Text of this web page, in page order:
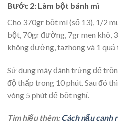
Bước 2: Làm bột bánh mì
Cho 370gr bột mì (số 13), 1/2
bột, 70gr đường, 7gr men khô,
không đường, tazhong và 1 quả
Sử dụng máy đánh trứng để
độ thấp trong 10 phút. Sau đó
vòng 5 phút để bột nghỉ.
Tìm hiểu thêm:Cách nấu canh